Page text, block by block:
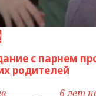
с парнем
родителей
6 лет